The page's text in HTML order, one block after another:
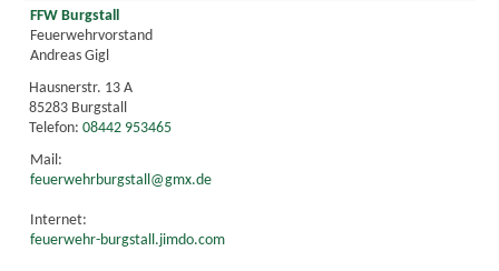
FFW Burgstall
Feuerwehrvorstand
Andreas Gigl
Hausnerstr. 13 A
85283 Burgstall
Telefon: 08442 953465
Mail:
feuerwehrburgstall@gmx.de
Internet:
feuerwehr-burgstall.jimdo.com